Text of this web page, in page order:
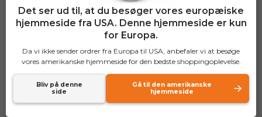
Produkter
(126 produkter)
Sorter efter
Alfabetisk, A-Z
Det ser ud til, at du besøger vores europæiske
hjemmeside fra USA. Denne hjemmeside er kun
for Europa.
Da vi ikke sender ordrer fra Europa til USA, anbefaler vi at besøge
vores amerikanske hjemmeside for den bedste shoppingoplevelse.
Bliv på denne
side
Gå til den amerikanske
hjemmeside